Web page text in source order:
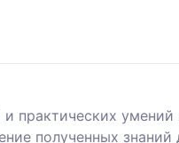
практических
полученных